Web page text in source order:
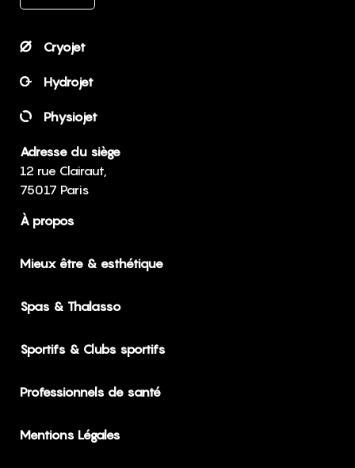
Cryojet
Hydrojet
Physiojet
Adresse du siège
12 rue Clairaut,
75017 Paris
À propos
Mieux être & esthétique
Spas & Thalasso
Sportifs & Clubs sportifs
Professionnels de santé
Mentions Légales